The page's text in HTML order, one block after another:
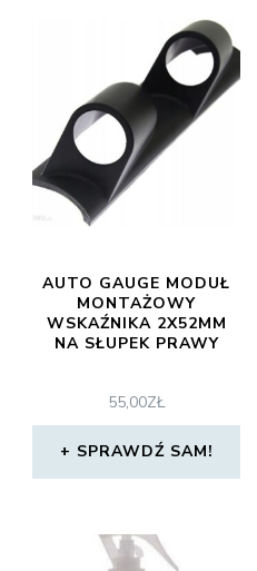
AUTO GAUGE MODUŁ
MONTAŻOWY
WSKAŹNIKA 2X52MM
NA SŁUPEK PRAWY
55,00ZŁ
SPRAWDŹ SAM!